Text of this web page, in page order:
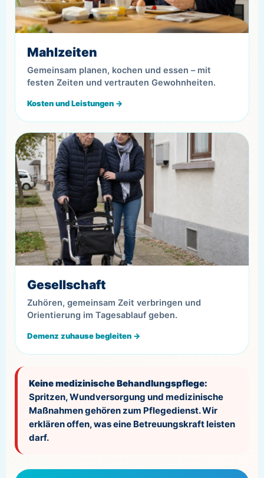
Mahlzeiten
Gemeinsam planen, kochen und essen – mit
festen Zeiten und vertrauten Gewohnheiten.
Kosten und Leistungen →
Gesellschaft
Zuhören, gemeinsam Zeit verbringen und
Orientierung im Tagesablauf geben.
Demenz zuhause begleiten →
Keine medizinische Behandlungspflege:
Spritzen, Wundversorgung und medizinische
Maßnahmen gehören zum Pflegedienst. Wir
erklären offen, was eine Betreuungskraft leisten
darf.